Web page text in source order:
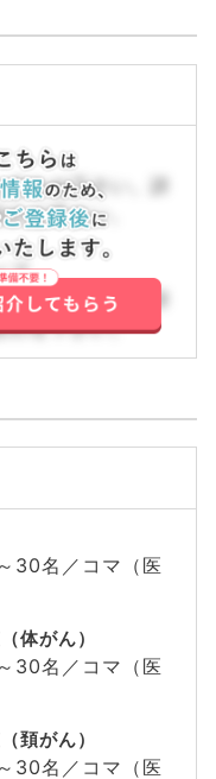
合わせ下さい。詳
わせ下さい。
ブ
合わせ下さい。詳
わせ下さい。
30名／コマ（医
体がん）
30名／コマ（医
頚がん）
30名／コマ（医